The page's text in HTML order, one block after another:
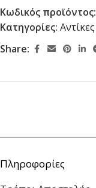
Κωδικός προϊόντος:
Κατηγορίες: Αντίκες
Share:
Πληροφορίες